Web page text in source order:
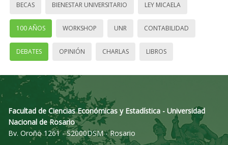
BECAS BIENESTAR UNIVERSITARIO LEY MICAELA
100 AÑOS WORKSHOP UNR CONTABILIDAD
DEBATES OPINIÓN CHARLAS LIBROS
Facultad de Ciencias Económicas y Estadística - Universidad
Nacional de Rosario
Bv. Oroño 1261 - S2000DSM - Rosario